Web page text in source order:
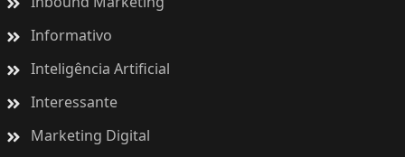
Informativo
Inteligência Artificial
Interessante
Marketing Digital